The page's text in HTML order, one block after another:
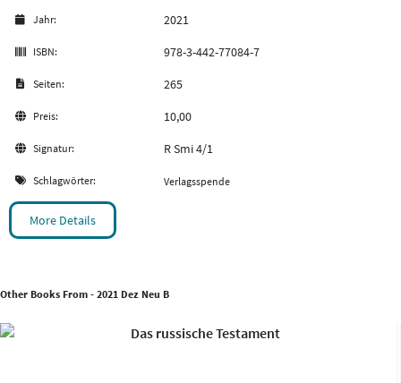
Jahr: 2021
ISBN: 978-3-442-77084-7
Seiten: 265
Preis: 10,00
Signatur: R Smi 4/1
Schlagwörter: Verlagsspende
More Details
Other Books From - 2021 Dez Neu B